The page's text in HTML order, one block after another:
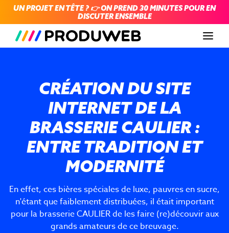
UN PROJET EN TÊTE ? 👉 ON PREND 30 MINUTES POUR EN
DISCUTER ENSEMBLE
Menu
CRÉATION DU SITE
INTERNET DE LA
BRASSERIE CAULIER :
ENTRE TRADITION ET
MODERNITÉ
En effet, ces bières spéciales de luxe, pauvres en sucre,
n'étant que faiblement distribuées, il était important
pour la brasserie CAULIER de les faire (re)découvir aux
grands amateurs de ce breuvage.